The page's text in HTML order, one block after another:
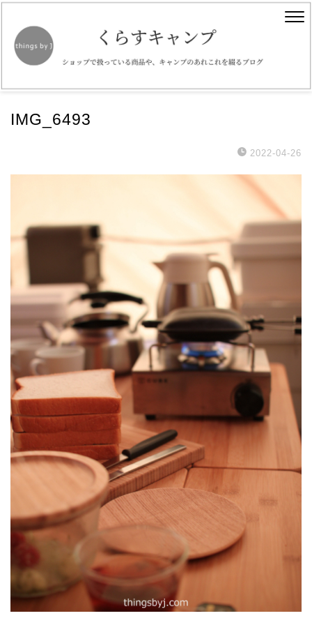
IMG_6493
2022-04-26